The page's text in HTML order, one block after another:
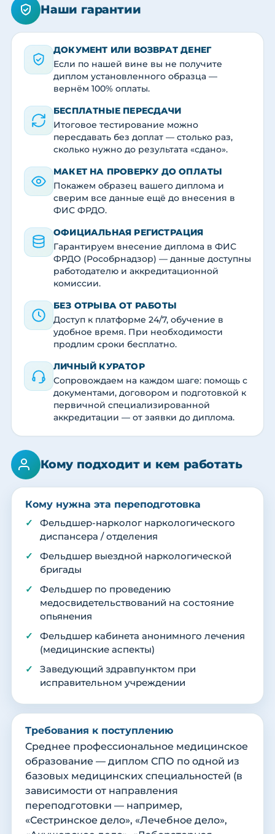
Наши гарантии
ДОКУМЕНТ ИЛИ ВОЗВРАТ ДЕНЕГ
Если по нашей вине вы не получите
диплом установленного образца —
вернём 100% оплаты.
БЕСПЛАТНЫЕ ПЕРЕСДАЧИ
Итоговое тестирование можно
пересдавать без доплат — столько раз,
сколько нужно до результата «сдано».
МАКЕТ НА ПРОВЕРКУ ДО ОПЛАТЫ
Покажем образец вашего диплома и
сверим все данные ещё до внесения в
ФИС ФРДО.
ОФИЦИАЛЬНАЯ РЕГИСТРАЦИЯ
Гарантируем внесение диплома в ФИС
ФРДО (Рособрнадзор) — данные доступны
работодателю и аккредитационной
комиссии.
БЕЗ ОТРЫВА ОТ РАБОТЫ
Доступ к платформе 24/7, обучение в
удобное время. При необходимости
продлим сроки бесплатно.
ЛИЧНЫЙ КУРАТОР
Сопровождаем на каждом шаге: помощь с
документами, договором и подготовкой к
первичной специализированной
аккредитации — от заявки до диплома.
Кому подходит и кем работать
Кому нужна эта переподготовка
Фельдшер-нарколог наркологического
диспансера / отделения
Фельдшер выездной наркологической
бригады
Фельдшер по проведению
медосвидетельствований на состояние
опьянения
Фельдшер кабинета анонимного лечения
(медицинские аспекты)
Заведующий здравпунктом при
исправительном учреждении
Требования к поступлению
Среднее профессиональное медицинское
образование — диплом СПО по одной из
базовых медицинских специальностей (в
зависимости от направления
переподготовки — например,
«Сестринское дело», «Лечебное дело»,